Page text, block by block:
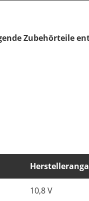
Zubehörteile
10,8 V